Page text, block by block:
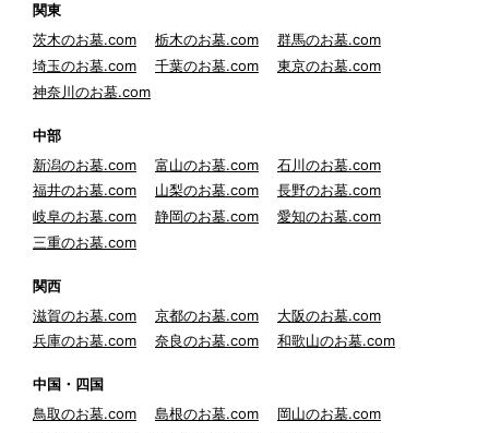
関東
茨木のお墓.com
栃木のお墓.com
群馬のお墓.com
埼玉のお墓.com
千葉のお墓.com
東京のお墓.com
神奈川のお墓.com
中部
新潟のお墓.com
富山のお墓.com
石川のお墓.com
福井のお墓.com
山梨のお墓.com
長野のお墓.com
岐阜のお墓.com
静岡のお墓.com
愛知のお墓.com
三重のお墓.com
関西
滋賀のお墓.com
京都のお墓.com
大阪のお墓.com
兵庫のお墓.com
奈良のお墓.com 和歌山のお墓.com
中国・四国
鳥取のお墓.com
島根のお墓.com
岡山のお墓.com